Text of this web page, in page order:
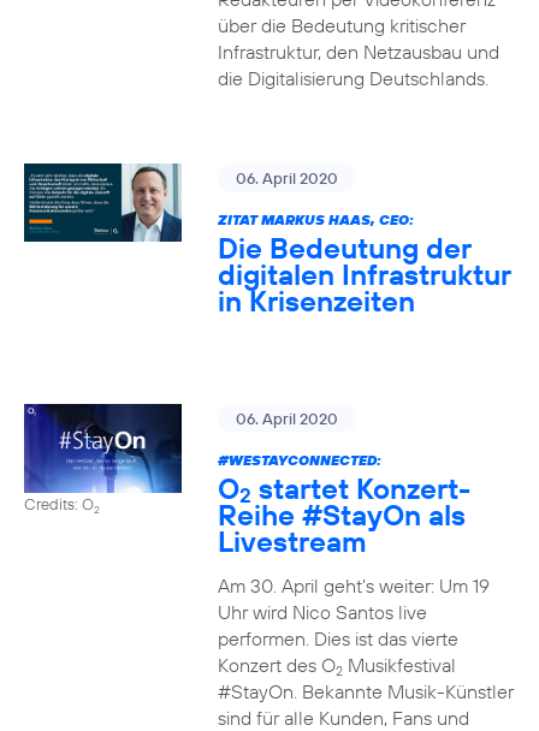
über die Bedeutung kritischer
Infrastruktur, den Netzausbau und
die Digitalisierung Deutschlands.
06. April 2020
ZITAT MARKUS HAAS, CEO:
Die Bedeutung der
digitalen Infrastruktur
in Krisenzeiten
Credits: O2
06. April 2020
#WESTAYCONNECTED:
O2 startet Konzert-
Reihe #StayOn als
Livestream
Am 30. April geht’s weiter: Um 19
Uhr wird Nico Santos live
performen. Dies ist das vierte
Konzert des O2Musikfestival
#StayOn. Bekannte Musik-Künstler
sind für alle Kunden, Fans und